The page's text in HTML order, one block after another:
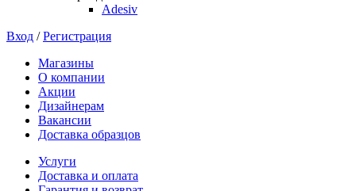
Adesiv
Вход /Регистрация
Магазины
О компании
Акции
Дизайнерам
Вакансии
Доставка образцов
Услуги
Доставка и оплата